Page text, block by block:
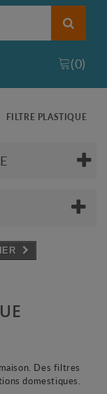
(0)
FILTRE PLASTIQUE
Des filtres
domestiques.